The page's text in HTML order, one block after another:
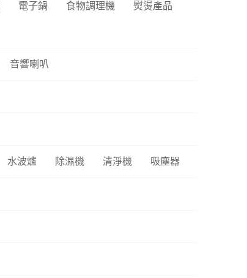
電子鍋 食物調理機 熨燙產品
音響喇叭
水波爐 除濕機 清淨機 吸塵器